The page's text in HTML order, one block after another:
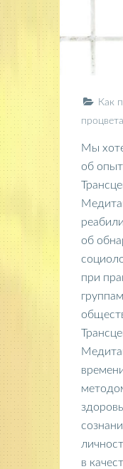
Как
Мы
об
об
при
в